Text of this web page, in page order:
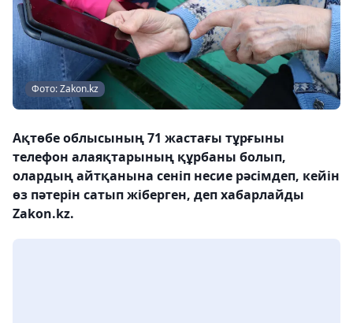
Фото: Zakon.kz
Ақтөбе облысының 71 жастағы тұрғыны
телефон алаяқтарының құрбаны болып,
олардың айтқанына сеніп несие рәсімдеп, кейін
өз пәтерін сатып жіберген, деп хабарлайды
Zakon.kz.